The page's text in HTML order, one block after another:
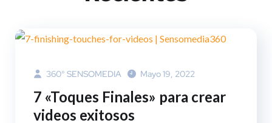
360° SENSOMEDIA Mayo 19, 2022
7 «Toques Finales» para crear
videos exitosos